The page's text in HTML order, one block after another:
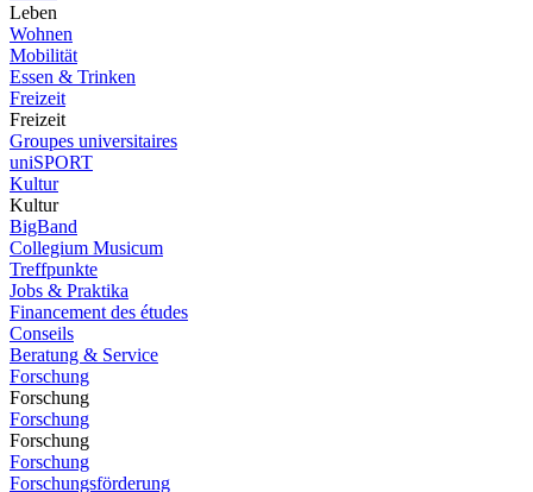
Leben
Wohnen
Mobilität
Essen & Trinken
Freizeit
Freizeit
Groupes universitaires
uniSPORT
Kultur
Kultur
BigBand
Collegium Musicum
Treffpunkte
Jobs & Praktika
Financement des études
Conseils
Beratung & Service
Forschung
Forschung
Forschung
Forschung
Forschung
Forschungsförderung